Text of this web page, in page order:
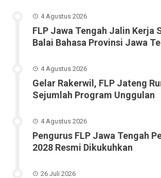
4 Agustus 2026
FLP Jawa Tengah Jalin Kerja
Balai Bahasa Provinsi Jawa
4 Agustus 2026
Gelar Rakerwil, FLP Jateng
Sejumlah Program Unggulan
4 Agustus 2026
Pengurus FLP Jawa Tengah
2028 Resmi Dikukuhkan
26 Juli 2026